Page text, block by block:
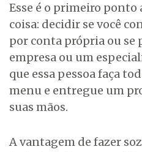
Esse é o primeiro ponto
coisa: decidir se você
por conta própria ou
empresa ou um
que essa pessoa faça
menu e entregue um
suas mãos.
A vantagem de fazer